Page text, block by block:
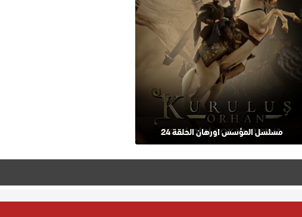
مسلسل المؤسس اورهان الحلقة 24